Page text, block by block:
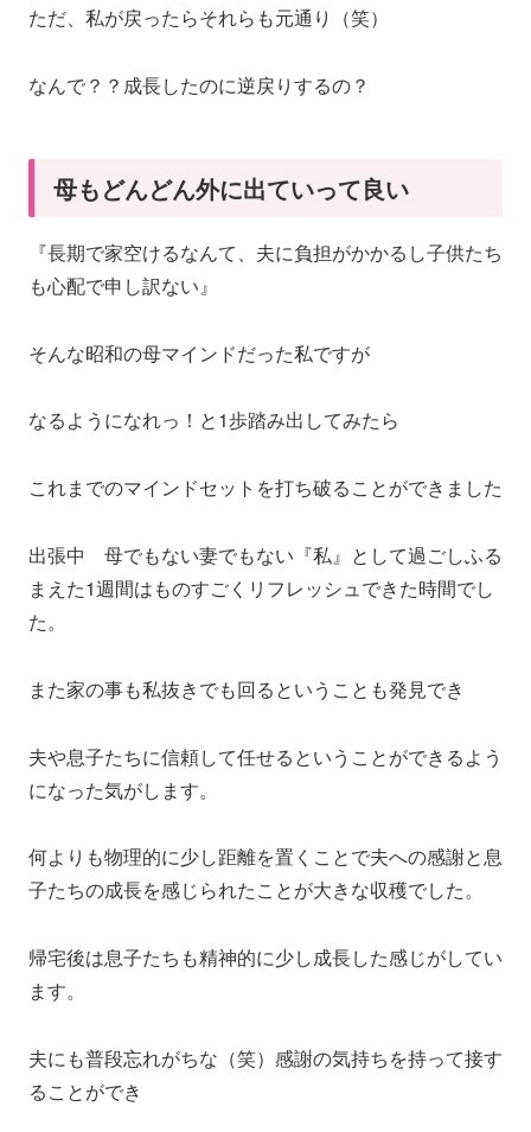
ただ、私が戻ったらそれらも元通り（笑）
なんで？？成長したのに逆戻りするの？
母もどんどん外に出ていって良い
『長期で家空けるなんて、夫に負担がかかるし子供たち
も心配で申し訳ない』
そんな昭和の母マインドだった私ですが
なるようになれっ！と1歩踏み出してみたら
これまでのマインドセットを打ち破ることができました
出張中 母でもない妻でもない『私』として過ごしふる
まえた1週間はものすごくリフレッシュできた時間でし
た。
また家の事も私抜きでも回るということも発見でき
夫や息子たちに信頼して任せるということができるよう
になった気がします。
何よりも物理的に少し距離を置くことで夫への感謝と息
子たちの成長を感じられたことが大きな収穫でした。
帰宅後は息子たちも精神的に少し成長した感じがしてい
ます。
夫にも普段忘れがちな（笑）感謝の気持ちを持って接す
ることができ